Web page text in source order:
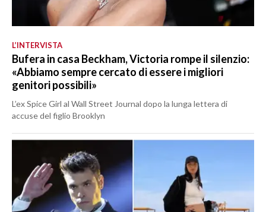
L’INTERVISTA
Bufera in casa Beckham, Victoria rompe il silenzio:
«Abbiamo sempre cercato di essere i migliori
genitori possibili»
L’ex Spice Girl al Wall Street Journal dopo la lunga lettera di
accuse del figlio Brooklyn